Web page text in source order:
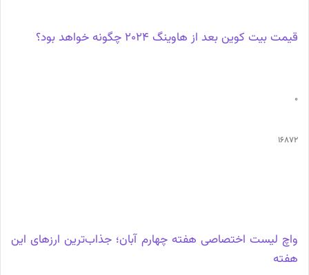
قیمت بیت کوین بعد از هاوینگ 2024 چگونه خواهد بود؟
0
16872
واچ لیست اختصاصی هفته چهارم آبان؛ جذاب‌ترین ارزهای این
هفته